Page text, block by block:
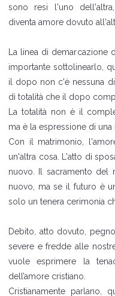
sono resi l'uno
diventa amore dovuto
La linea di
importante sottolinearlo,
il dopo non c'è nessuna
di totalità che il dopo
La totalità non è il
ma è la espressione di una
Con il matrimonio,
un'altra cosa. L'atto di
nuovo. Il sacramento del
nuovo, ma se il futuro è
solo un tenera cerimonia
Debito, atto dovuto,
severe e fredde alle
vuole esprimere la
dell’amore cristiano.
Cristianamente parlano,